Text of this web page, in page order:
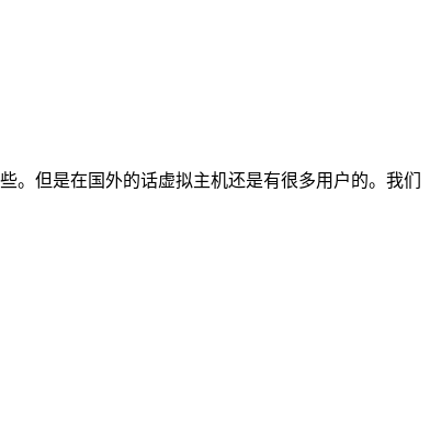
但是在国外的话虚拟主机还是有很多用户的。我们